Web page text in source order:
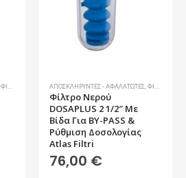
ΦΊΛΤΡΑ ΝΕΡΟΎ ΑΠΟΣΚΛΗΡΥΝΤΈΣ - ΑΦΑΛΑΤΩΤΈΣ ΦΊΛΤΡΑ ΝΕΡΟΎ
Φίλτρo Νερού
DOSAPLUS 2 1/2″ Με
Βίδα Για BY-PASS &
Ρύθμιση Δοσολογίας
Atlas Filtri
76,00 €